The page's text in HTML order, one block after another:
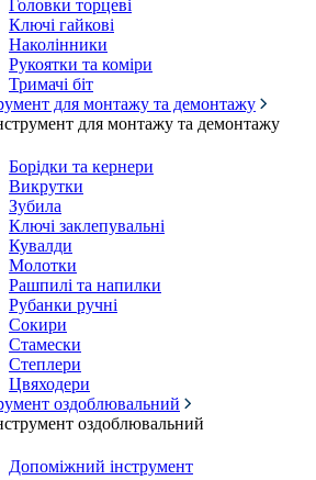
Головки торцеві
Ключі гайкові
Наколінники
Рукоятки та коміри
Тримачі біт
для монтажу та демонтажу
для монтажу та демонтажу
Борідки та кернери
Викрутки
Зубила
Ключі заклепувальні
Кувалди
Молотки
Рашпилі та напилки
Рубанки ручні
Сокири
Стамески
Степлери
Цвяходери
оздоблювальний
оздоблювальний
Допоміжний інструмент